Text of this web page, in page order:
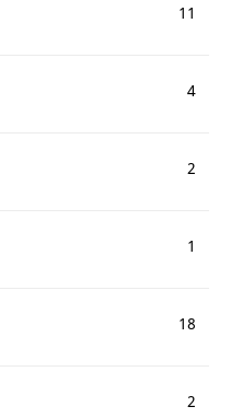
11
4
2
1
18
2